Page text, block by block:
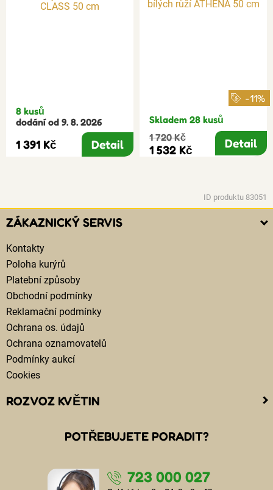
8 kusů
dodání od 9. 8. 2026
1 391 Kč Detail
-11%
Skladem 28 kusů
1 720 Kč
1 532 Kč Detail
ID produktu 83051
ZÁKAZNICKÝ SERVIS
Kontakty
Poloha kurýrů
Platební způsoby
Obchodní podmínky
Reklamační podmínky
Ochrana os. údajů
Ochrana oznamovatelů
Podmínky aukcí
Cookies
ROZVOZ KVĚTIN
Kam doručujeme květiny
Cena za doručení květin
Doručení květin sledujete online
POTŘEBUJETE PORADIT?
723 000 027